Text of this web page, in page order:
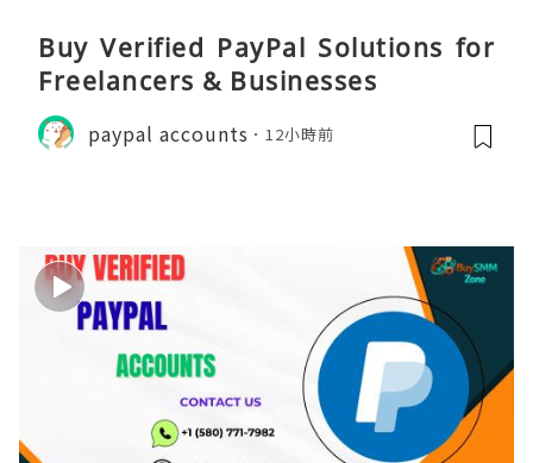
Buy Verified PayPal Solutions for
Freelancers & Businesses
paypal accounts 12小時前